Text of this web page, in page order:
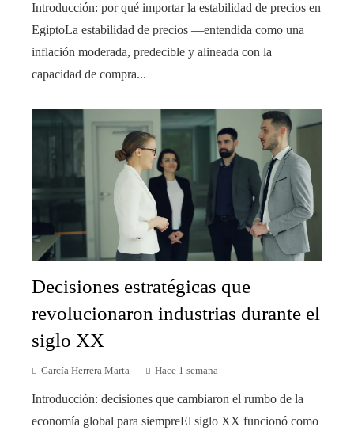
Introducción: por qué importar la estabilidad de precios en
EgiptoLa estabilidad de precios —entendida como una
inflación moderada, predecible y alineada con la
capacidad de compra...
Decisiones estratégicas que
revolucionaron industrias durante el
siglo XX
García Herrera Marta Hace 1 semana
Introducción: decisiones que cambiaron el rumbo de la
economía global para siempreEl siglo XX funcionó como